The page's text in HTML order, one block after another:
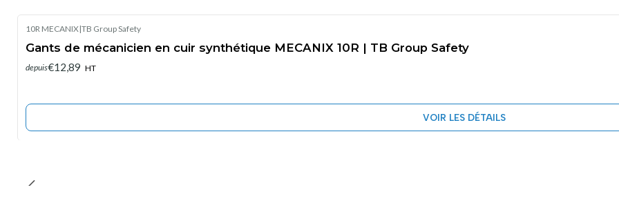
10R MECANIX|TB Group Safety
Gants de mécanicien en cuir synthétique MECANIX 10R | TB Group Safety
depuis€12,89 HT
VOIR LES DÉTAILS